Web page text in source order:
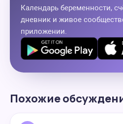
Календарь беременности,
дневник и живое
приложении.
Похожие